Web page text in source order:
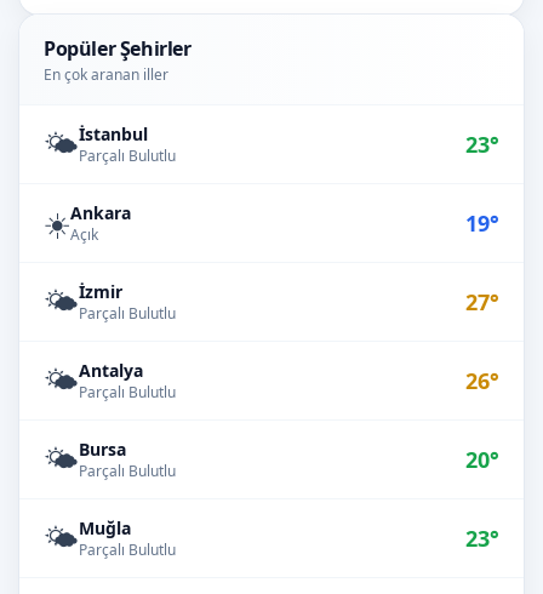
Popüler Şehirler
En çok aranan iller
🌤️İstanbul
Parçalı Bulutlu 23°
☀️Ankara
Açık 19°
🌤️İzmir
Parçalı Bulutlu 27°
🌤️Antalya
Parçalı Bulutlu 26°
🌤️Bursa
Parçalı Bulutlu 20°
🌤️Muğla
Parçalı Bulutlu 23°